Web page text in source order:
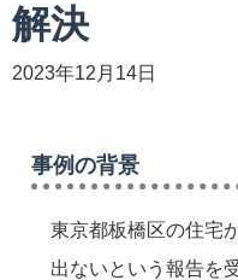
解決
2023年12月14日
事例の背景
東京都板橋区の住宅
出ないという報告を